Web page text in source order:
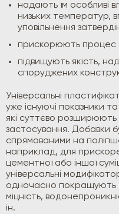
надають їм особливі
низьких температур,
уповільнення
прискорюють процес
підвищують якість,
споруджених
Універсальні
уже існуючі показники
які суттєво розширюють
застосування. Добавки
спрямованими на
наприклад, для
цементної або іншої
універсальні
одночасно покращують
міцність,
ін.